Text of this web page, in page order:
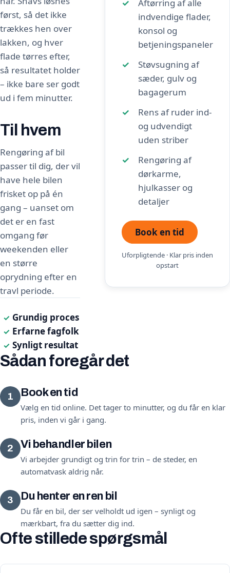
først, så det ikke
trækkes hen over
lakken, og hver
flade tørres efter,
så resultatet holder
– ikke bare ser godt
ud i fem minutter.
Til hvem
Rengøring af bil
passer til dig, der vil
have hele bilen
frisket op på én
gang – uanset om
det er en fast
omgang før
weekenden eller
en større
oprydning efter en
travl periode.
✓ Grundig proces
✓ Erfarne fagfolk
✓ Synligt resultat
Aftørring af alle
indvendige flader,
konsol og
betjeningspaneler
Støvsugning af
sæder, gulv og
bagagerum
Rens af ruder ind-
og udvendigt
uden striber
Rengøring af
dørkarme,
hjulkasser og
detaljer
Book en tid
Uforpligtende · Klar pris inden
opstart
Sådan foregår det
1 Book en tid
Vælg en tid online. Det tager to minutter, og du får en klar
pris, inden vi går i gang.
2 Vi behandler bilen
Vi arbejder grundigt og trin for trin – de steder, en
automatvask aldrig når.
3 Du henter en ren bil
Du får en bil, der ser velholdt ud igen – synligt og
mærkbart, fra du sætter dig ind.
Ofte stillede spørgsmål